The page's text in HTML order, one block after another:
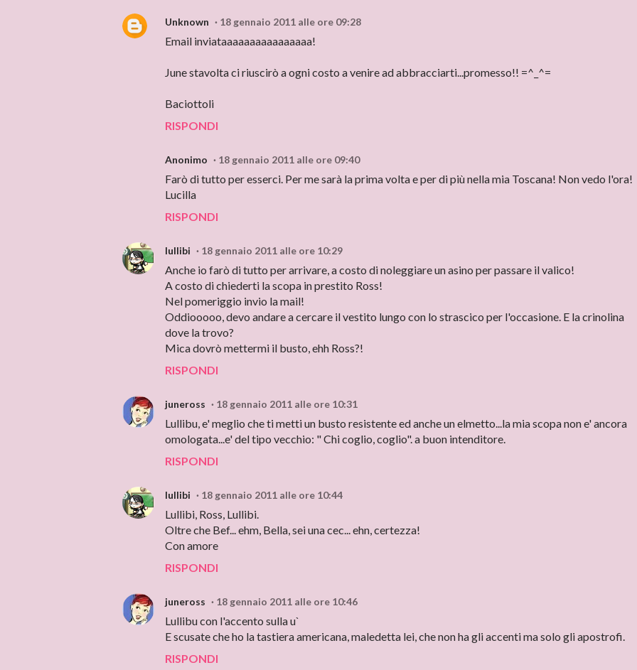
Unknown 18 gennaio 2011 alle ore 09:28
Email inviataaaaaaaaaaaaaaaa!
June stavolta ci riuscirò a ogni costo a venire ad abbracciarti...promesso!! =^_^=
Baciottoli
RISPONDI
Anonimo 18 gennaio 2011 alle ore 09:40
Farò di tutto per esserci. Per me sarà la prima volta e per di più nella mia Toscana! Non vedo l'ora!
Lucilla
RISPONDI
lullibi 18 gennaio 2011 alle ore 10:29
Anche io farò di tutto per arrivare, a costo di noleggiare un asino per passare il valico!
A costo di chiederti la scopa in prestito Ross!
Nel pomeriggio invio la mail!
Oddiooooo, devo andare a cercare il vestito lungo con lo strascico per l'occasione. E la crinolina
dove la trovo?
Mica dovrò mettermi il busto, ehh Ross?!
RISPONDI
juneross 18 gennaio 2011 alle ore 10:31
Lullibu, e' meglio che ti metti un busto resistente ed anche un elmetto...la mia scopa non e' ancora
omologata...e' del tipo vecchio: " Chi coglio, coglio". a buon intenditore.
RISPONDI
lullibi 18 gennaio 2011 alle ore 10:44
Lullibi, Ross, Lullibi.
Oltre che Bef... ehm, Bella, sei una cec... ehn, certezza!
Con amore
RISPONDI
juneross 18 gennaio 2011 alle ore 10:46
Lullibu con l'accento sulla u`
E scusate che ho la tastiera americana, maledetta lei, che non ha gli accenti ma solo gli apostrofi.
RISPONDI